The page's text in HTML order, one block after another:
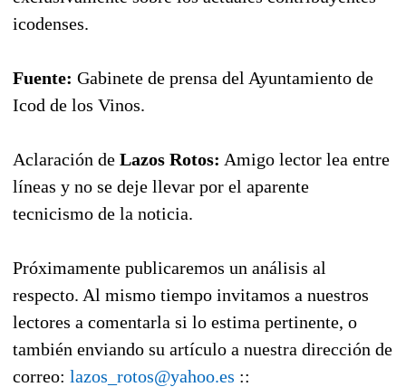
icodenses.
Fuente: Gabinete de prensa del Ayuntamiento de
Icod de los Vinos.
Aclaración de Lazos Rotos: Amigo lector lea entre
líneas y no se deje llevar por el aparente
tecnicismo de la noticia.
Próximamente publicaremos un análisis al
respecto. Al mismo tiempo invitamos a nuestros
lectores a comentarla si lo estima pertinente, o
también enviando su artículo a nuestra dirección de
correo: lazos_rotos@yahoo.es ::